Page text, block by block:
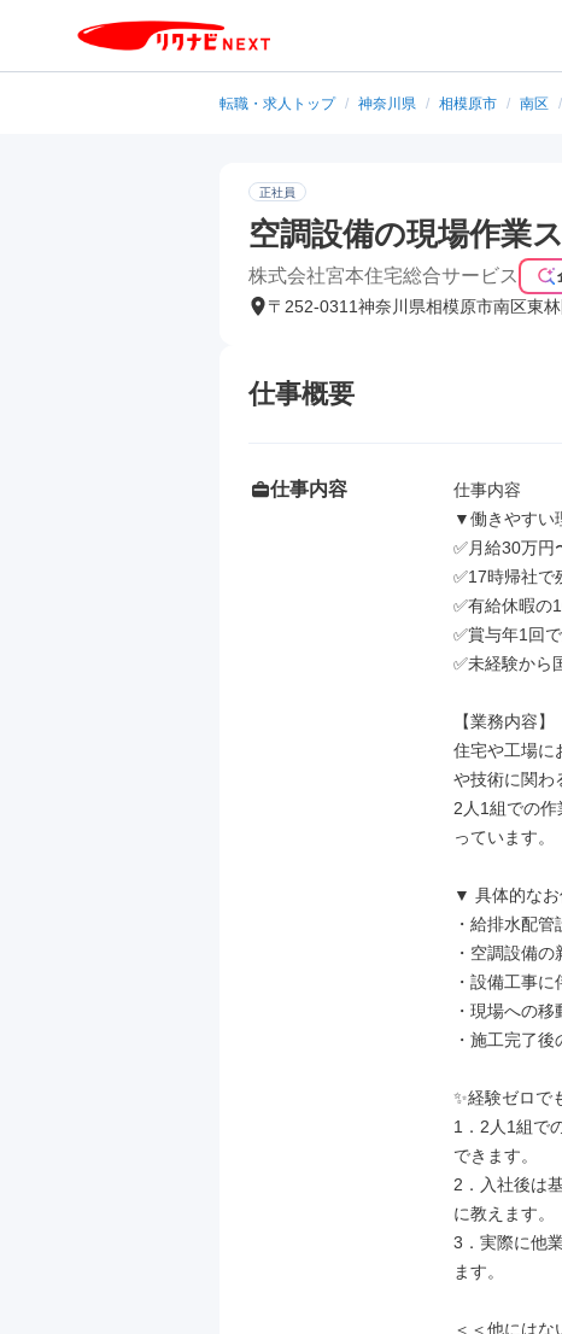
転職・求人トップ / 神奈川県 / 相模原市 / 南区 /
正社員
空調設備の現場作業
株式会社宮本住宅総合サービス
〒252-0311神奈川県相模原市南区東林
仕事概要
仕事内容
仕事内容
▼働きやすい
✅月給30万円
✅17時帰社
✅有給休暇の
✅賞与年1回
✅未経験から
【業務内容】
住宅や工場に
や技術に関わ
2人1組での
っています。
▼ 具体的な
・給排水配
・空調設備
・設備工事
・現場への
・施工完了
✨経験ゼロで
1．2人1組で
できます。
2．入社後は
に教えます。
3．実際に他
ます。
＜＜他にはな